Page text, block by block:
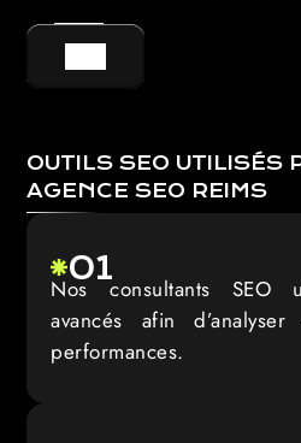
OUTILS SEO UTILISÉS
AGENCE SEO REIMS
01
Nos consultants SEO
avancés afin
performances.